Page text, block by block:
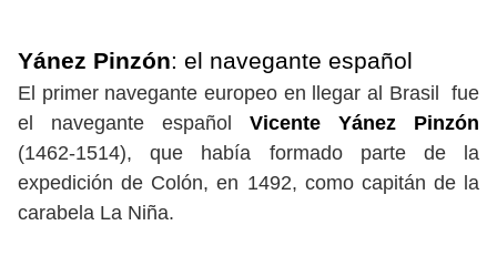
Yánez Pinzón: el navegante español
El primer navegante europeo en llegar al Brasil fue
el navegante español Vicente Yánez Pinzón
(1462-1514), que había formado parte de la
expedición de Colón, en 1492, como capitán de la
carabela La Niña.